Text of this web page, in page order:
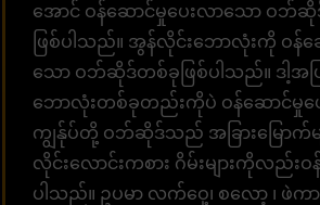
အောင် ဝန်ဆောင်မှုပေးလာသော ဝဘ်
ဖြစ်ပါသည်။ အွန်လိုင်းဘောလုံးကို ဝန်
သော ဝဘ်ဆိုဒ်တစ်ခုဖြစ်ပါသည်။ ဒါ့အပ
ဘောလုံးတစ်ခုတည်းကိုပဲ ဝန်ဆောင်မှုပ
ကျွန်ုပ်တို့ ဝဘ်ဆိုဒ်သည် အခြားမြောက်မ
လိုင်းလောင်းကစား ဂိမ်းများကိုလည်းဝ
ပါသည်။ ဥပမာ လက်ဝှေ့၊ စလော့ ၊ ဖဲကာစီ